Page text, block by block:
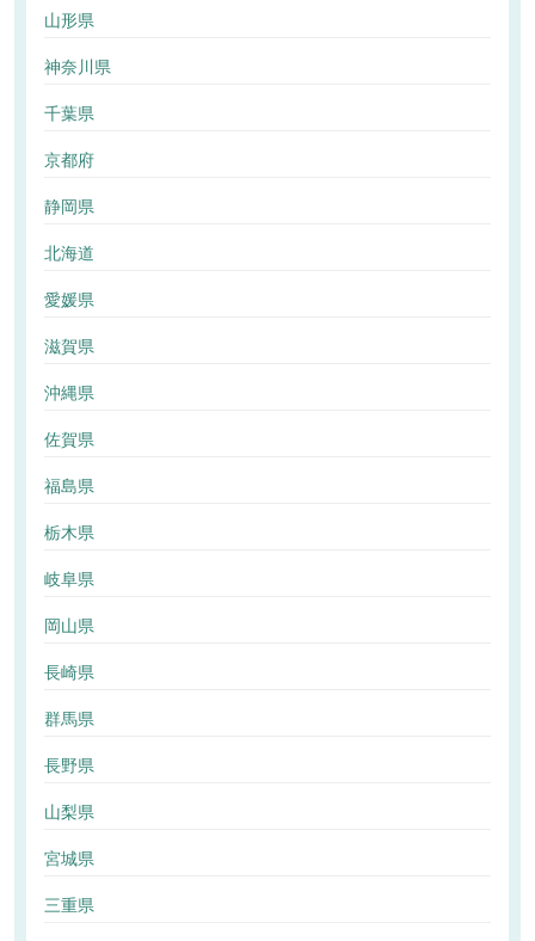
山形県
神奈川県
千葉県
京都府
静岡県
北海道
愛媛県
滋賀県
沖縄県
佐賀県
福島県
栃木県
岐阜県
岡山県
長崎県
群馬県
長野県
山梨県
宮城県
三重県